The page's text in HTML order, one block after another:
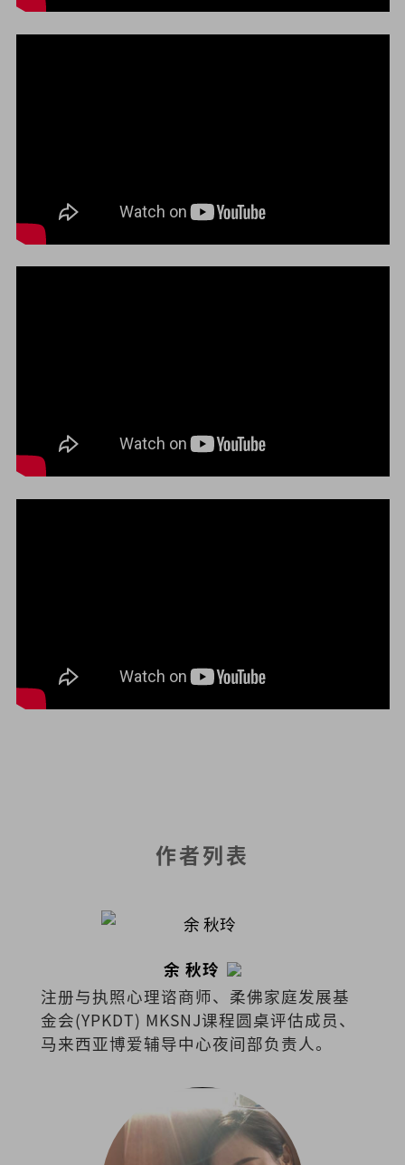
作者列表
余 秋玲
注册与执照心理谘商师、柔佛家庭发展基
金会(YPKDT) MKSNJ课程圆桌评估成员、
马来西亚博爱辅导中心夜间部负责人。